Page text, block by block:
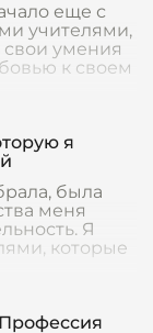
еще с
учителями,
умения
к своем
я
была
меня
Я
которые